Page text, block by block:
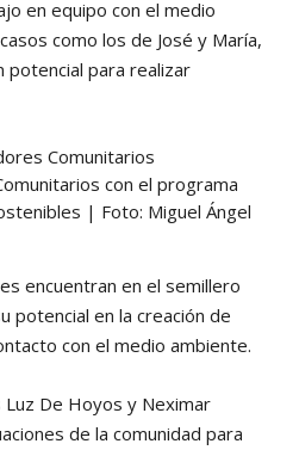
en equipo con el medio
como los de José y María,
potencial para realizar
con el programa
| Foto: Miguel Ángel
encuentran en el semillero
potencial en la creación de
con el medio ambiente.
De Hoyos y Neximar
de la comunidad para